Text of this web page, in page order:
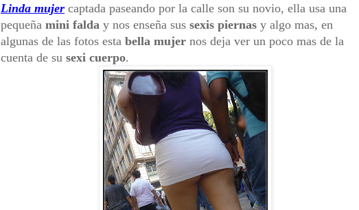
Linda mujer captada paseando por la calle son su novio, ella usa una
pequeña mini falda y nos enseña sus sexis piernas y algo mas, en
algunas de las fotos esta bella mujer nos deja ver un poco mas de la
cuenta de su sexi cuerpo.